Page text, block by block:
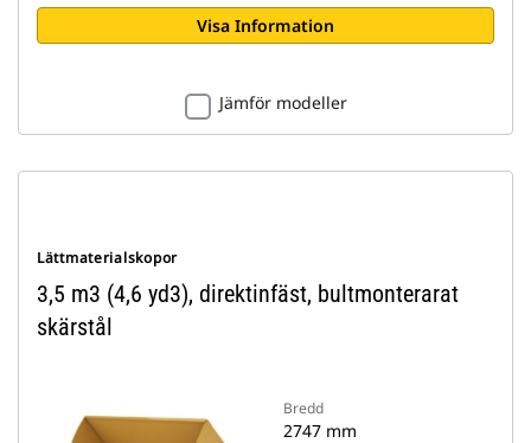
Visa Information
Jämför modeller
Lättmaterialskopor
3,5 m3 (4,6 yd3), direktinfäst, bultmonterarat
skärstål
Bredd
2747 mm